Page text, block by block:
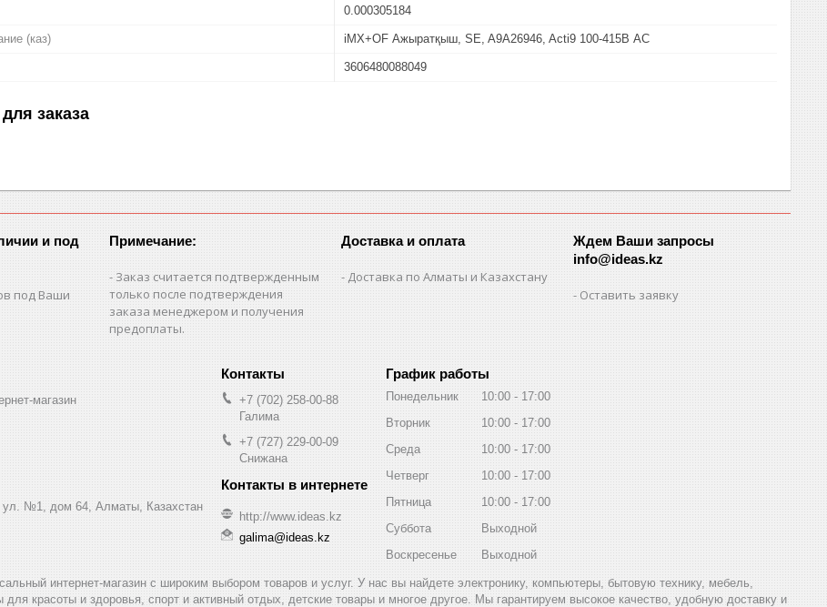
0.000305184
(каз) iMX+OF Ажыратқыш, SE, A9A26946, Acti9 100-415В АС
3606480088049
заказа
и под
под Ваши
Примечание:
Заказ считается подтвержденным
только после подтверждения
заказа менеджером и получения
предоплаты.
Доставка и оплата
Доставка по Алматы и Казахстану
Ждем Ваши запросы
info@ideas.kz
Оставить заявку
магазин
ул. №1, дом 64, Алматы, Казахстан
+7 (702) 258-00-88
Галима
+7 (727) 229-00-09
Снижана
http://www.ideas.kz
galima@ideas.kz
График работы
Понедельник 10:00
17:00
Вторник
10:00
17:00
Среда
10:00
17:00
Четверг
10:00
17:00
Пятница
10:00
17:00
Суббота
Выходной
Воскресенье
Выходной
интернет-магазин с широким выбором товаров и услуг. У нас вы найдете электронику, компьютеры, бытовую технику, мебель,
красоты и здоровья, спорт и активный отдых, детские товары и многое другое. Мы гарантируем высокое качество, удобную доставку и